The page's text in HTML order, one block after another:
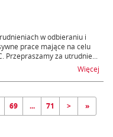
w odbieraniu i
prace mające na celu
Przepraszamy za utrudnie...
Więcej
69 ... 71 > »